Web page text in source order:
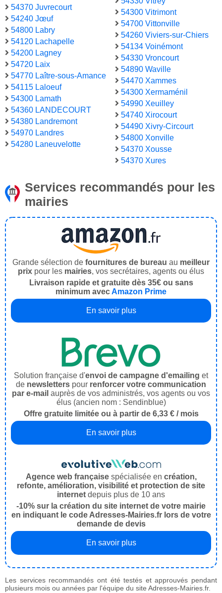
54370 Juvrecourt
54240 Jœuf
54800 Labry
54120 Lachapelle
54200 Lagney
54720 Laix
54770 Laître-sous-Amance
54115 Laloeuf
54300 Lamath
54360 LANDECOURT
54380 Landremont
54970 Landres
54280 Laneuvelotte
54300 Vitrimont
54700 Vittonville
54260 Viviers-sur-Chiers
54134 Voinémont
54330 Vroncourt
54890 Waville
54470 Xammes
54300 Xermaménil
54990 Xeuilley
54740 Xirocourt
54490 Xivry-Circourt
54800 Xonville
54370 Xousse
54370 Xures
Services recommandés pour les
mairies
Grande sélection de fournitures de bureau au meilleur
prix pour les mairies, vos secrétaires, agents ou élus
Livraison rapide et gratuite dès 35€ ou sans
minimum avecAmazon Prime
En savoir plus
Solution française d'envoi de campagne d'emailing et
de newsletters pour renforcer votre communication
par e-mail auprès de vos administrés, vos agents ou vos
élus (ancien nom : Sendinblue)
Offre gratuite limitée ou à partir de 6,33 € / mois
En savoir plus
Agence web françaisespécialisée en création,
refonte, amélioration, visibilité et protection de site
internet depuis plus de 10 ans
-10% sur la création du site internet de votre mairie
en indiquant le code Adresses-Mairies.fr lors de votre
demande de devis
En savoir plus
Les services recommandés ont été testés et approuvés pendant
plusieurs mois ou années par l'équipe du site Adresses-Mairies.fr.